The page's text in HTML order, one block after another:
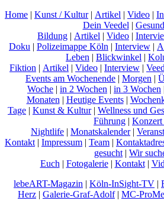
Home | Kunst / Kultur| Artikel | Video |
Dein Veedel |
Bildung | Artikel | Video |
Doku | Polizeimappe Köln | Interview |
Leben | Blickwinkel |
Fiktion | Artikel | Video | Interview |
Events am Wochenende | Morgen |
Woche | in 2 Wochen | in 3 Wochen
Monaten | Heutige Events|
Tage | Kunst & Kultur| Wellness und
Führung |
Nightlife | Monatskalender|
Kontakt | Impressum | Team |
gesucht | Wir
Euch | Fotogalerie| Kontakt|
lebeART-Magazin | Köln-InSight-TV |
Herz | Galerie-Graf-Adolf| MC-